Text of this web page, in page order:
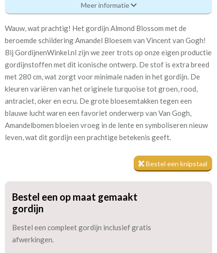
Eigenschappen gordijnstof
Artikelnummer
Almond Blossom kl.10 ecru
Patroon: 95 cm
Stofbreedte: 280 cm
Mate van verduistering:
Geen (voering optioneel
tijdens bestelproces)
Materiaal: Katoen
Meer informatie
Wauw, wat prachtig! Het gordijn Almond Blossom met de
beroemde schildering Amandel Bloesem van Vincent van Gogh!
Bij GordijnenWinkel.nl zijn we zeer trots op onze eigen productie
gordijnstoffen met dit iconische ontwerp. De stof is extra breed
met 280 cm, wat zorgt voor minimale naden in het gordijn. De
kleuren variëren van het originele turquoise tot groen, rood,
antraciet, oker en ecru. De grote bloesemtakken tegen een
blauwe lucht waren een favoriet onderwerp van Van Gogh,
Amandelbomen bloeien vroeg in de lente en symboliseren nieuw
leven, wat dit gordijn een prachtige betekenis geeft.
Bestel een knipstaal
Bestel een op maat gemaakt
gordijn
Bestel een compleet gordijn inclusief gratis
afwerkingen.